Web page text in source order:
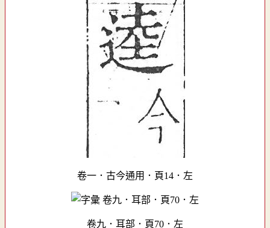
卷一．古今通用．頁14．左
卷九．耳部．頁70．左